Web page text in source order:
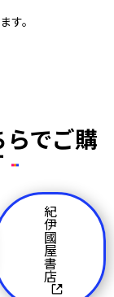
す。
でご購
紀
伊
國
屋
書
店